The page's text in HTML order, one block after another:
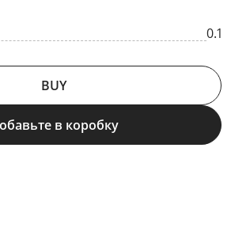
0.1
BUY
в коробку